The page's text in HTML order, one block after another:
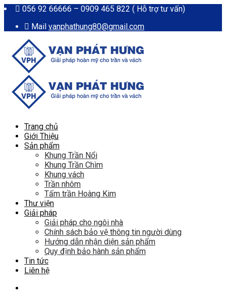
056 92 66666 – 0909 465 822 ( Hỗ trợ tư vấn)
Mail vanphathung80@gmail.com
Trang chủ
Giới Thiệu
Sản phẩm
Khung Trần Nổi
Khung Trần Chìm
Khung vách
Trần nhôm
Tấm trần Hoàng Kim
Thư viện
Giải pháp
Giải pháp cho ngôi nhà
Chính sách bảo vệ thông tin người dùng
Hướng dẫn nhận diện sản phẩm
Quy định bảo hành sản phẩm
Tin tức
Liên hệ